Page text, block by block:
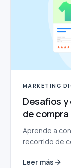
MARKETING
Desafíos
de
Aprende a
recorrido de
Leer más